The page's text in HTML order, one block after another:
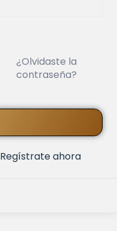
¿Olvidaste la
contraseña?
Regístrate ahora